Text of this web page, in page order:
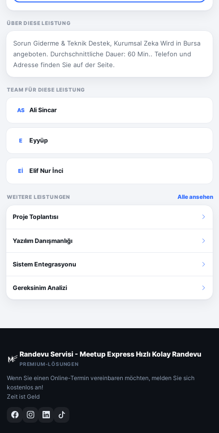
ÜBER DIESE LEISTUNG
Sorun Giderme & Teknik Destek, Kurumsal Zeka Wird in Bursa
angeboten. Durchschnittliche Dauer: 60 Min.. Telefon und
Adresse finden Sie auf der Seite.
TEAM FÜR DIESE LEISTUNG
AS Ali Sincar
E Eyyüp
Eİ Elif Nur İnci
WEITERE LEISTUNGEN Alle ansehen
Proje Toplantısı
Yazılım Danışmanlığı
Sistem Entegrasyonu
Gereksinim Analizi
Randevu Servisi - Meetup Express Hızlı Kolay Randevu
PREMIUM-LÖSUNGEN
Wenn Sie einen Online-Termin vereinbaren möchten, melden Sie sich
kostenlos an!
Zeit ist Geld